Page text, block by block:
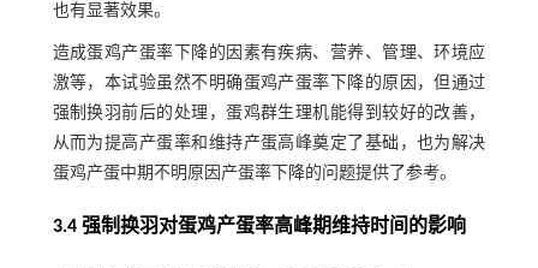
也有显著效果。
造成蛋鸡产蛋率下降的因素有疾病、营养、管理、环境应
激等，本试验虽然不明确蛋鸡产蛋率下降的原因，但通过
强制换羽前后的处理，蛋鸡群生理机能得到较好的改善，
从而为提高产蛋率和维持产蛋高峰奠定了基础，也为解决
蛋鸡产蛋中期不明原因产蛋率下降的问题提供了参考。
3.4 强制换羽对蛋鸡产蛋率高峰期维持时间的影响